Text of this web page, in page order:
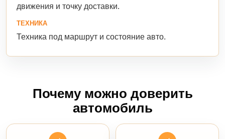
движения и точку доставки.
ТЕХНИКА
Техника под маршрут и состояние авто.
Почему можно доверить
автомобиль